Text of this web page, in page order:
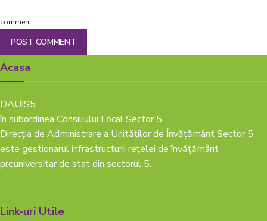
comment.
Acasa
DAUIS5
în subordinea Consiliului Local Sector 5.
Direcția de Administrare a Unităților de Învățământ Sector 5
este gestionarul infrastructurii reţelei de învăţământ
preuniversitar de stat din sectorul 5.
Link-uri Utile